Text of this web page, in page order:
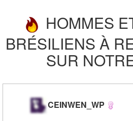
HOMMES
BRÉSILIENS À
SUR
CEINWEN_WP